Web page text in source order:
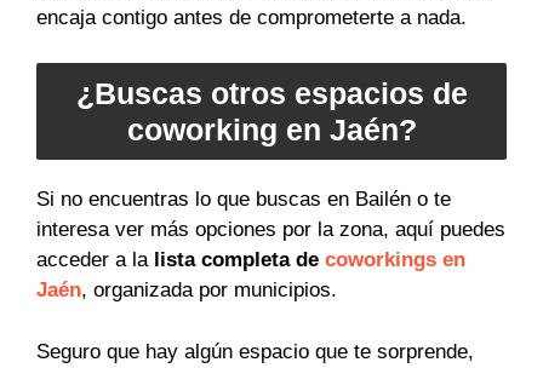
encaja contigo antes de comprometerte a nada.
¿Buscas otros espacios de
coworking en Jaén?
Si no encuentras lo que buscas en Bailén o te
interesa ver más opciones por la zona, aquí puedes
acceder a lalista completa de coworkings en
Jaén, organizada por municipios.
Seguro que hay algún espacio que te sorprende,